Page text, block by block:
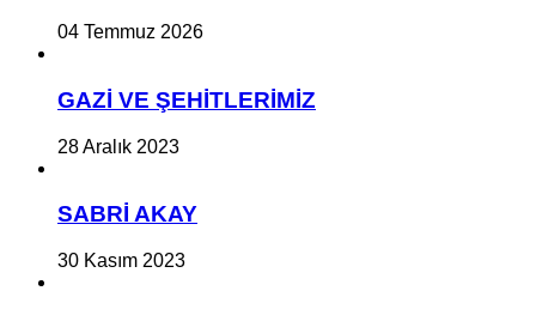
04 Temmuz 2026
GAZİ VE ŞEHİTLERİMİZ
28 Aralık 2023
SABRİ AKAY
30 Kasım 2023